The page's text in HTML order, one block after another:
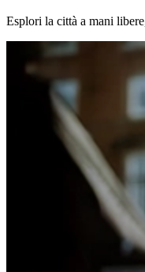
Esplori la città a mani